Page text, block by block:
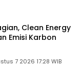
Clean Energy
Emisi Karbon
7 2026 17:28 WIB